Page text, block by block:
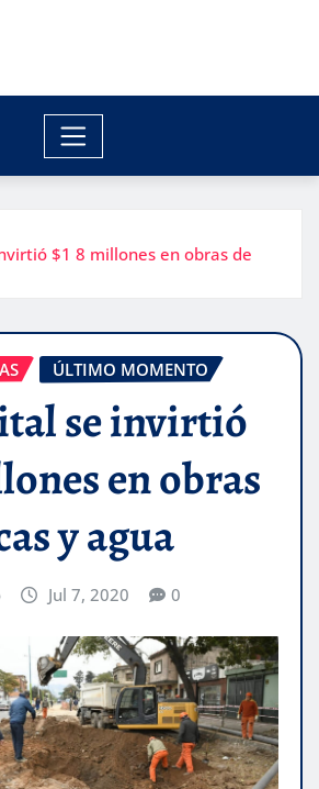
$1 8 millones en obras de
ÚLTIMO MOMENTO
se invirtió
en obras
y agua
Jul 7, 2020 0